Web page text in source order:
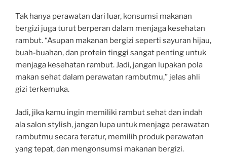
Tak hanya perawatan dari luar, konsumsi makanan
bergizi juga turut berperan dalam menjaga kesehatan
rambut. “Asupan makanan bergizi seperti sayuran hijau,
buah-buahan, dan protein tinggi sangat penting untuk
menjaga kesehatan rambut. Jadi, jangan lupakan pola
makan sehat dalam perawatan rambutmu,” jelas ahli
gizi terkemuka.
Jadi, jika kamu ingin memiliki rambut sehat dan indah
ala salon stylish, jangan lupa untuk menjaga perawatan
rambutmu secara teratur, memilih produk perawatan
yang tepat, dan mengonsumsi makanan bergizi.